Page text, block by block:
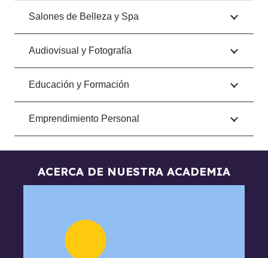
Salones de Belleza y Spa
Audiovisual y Fotografía
Educación y Formación
Emprendimiento Personal
ACERCA DE NUESTRA ACADEMIA